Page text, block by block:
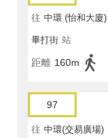
往 中環 (怡和大廈)
畢打街 站
距離 160m
97
往 中環(交易廣場)